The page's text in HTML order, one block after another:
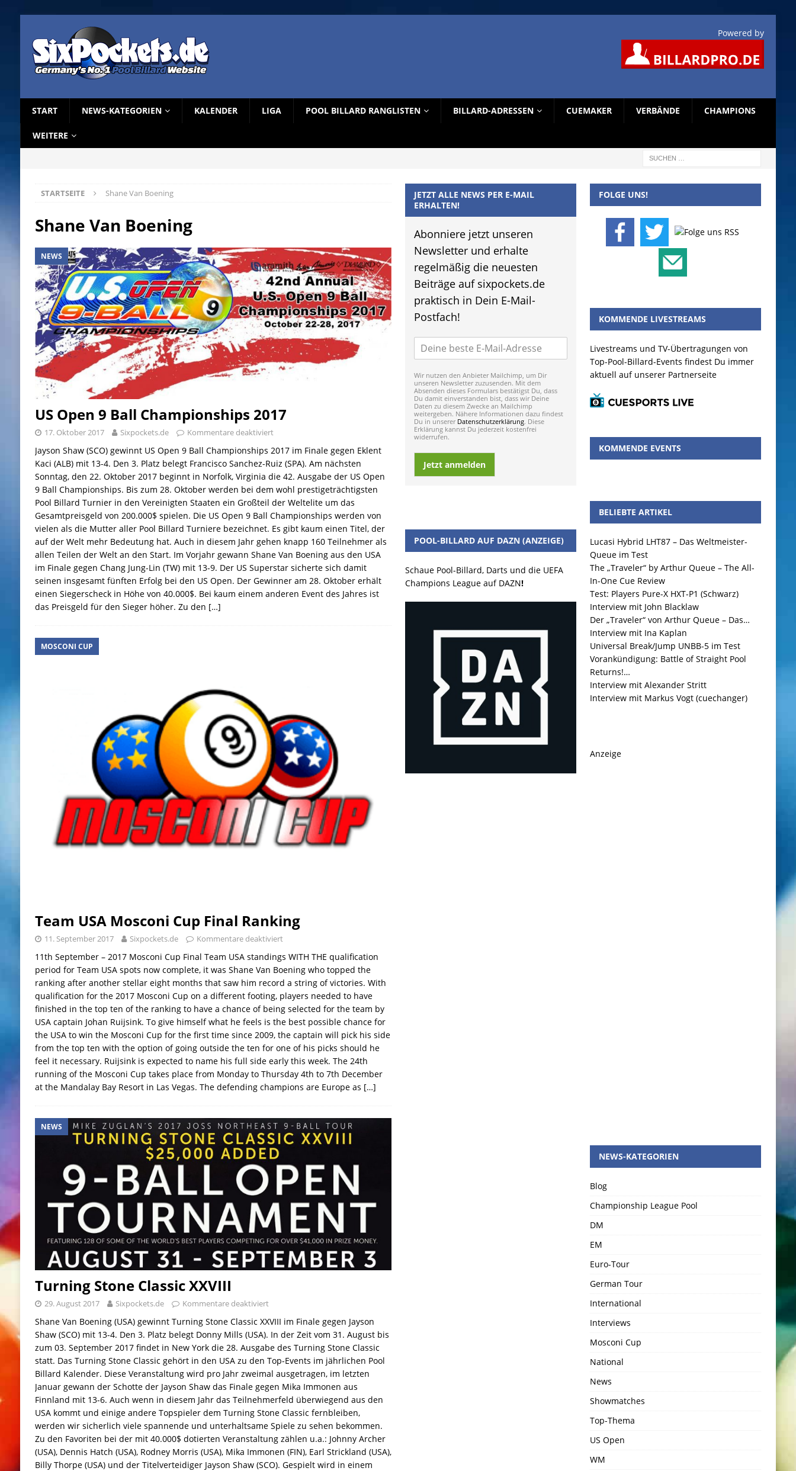
Powered by
START NEWS-KATEGORIEN KALENDER LIGA POOL BILLARD RANGLISTEN BILLARD-ADRESSEN CUEMAKER VERBÄNDE CHAMPIONS
WEITERE
STARTSEITE Shane Van Boening
Shane Van Boening
NEWS
US Open 9 Ball Championships 2017
17. Oktober 2017 Sixpockets.de Kommentare deaktiviert
Jayson Shaw (SCO) gewinnt US Open 9 Ball Championships 2017 im Finale gegen Eklent
Kaci (ALB) mit 13-4. Den 3. Platz belegt Francisco Sanchez-Ruiz (SPA). Am nächsten
Sonntag, den 22. Oktober 2017 beginnt in Norfolk, Virginia die 42. Ausgabe der US Open
9 Ball Championships. Bis zum 28. Oktober werden bei dem wohl prestigeträchtigsten
Pool Billard Turnier in den Vereinigten Staaten ein Großteil der Weltelite um das
Gesamtpreisgeld von 200.000$ spielen. Die US Open 9 Ball Championships werden von
vielen als die Mutter aller Pool Billard Turniere bezeichnet. Es gibt kaum einen Titel, der
auf der Welt mehr Bedeutung hat. Auch in diesem Jahr gehen knapp 160 Teilnehmer als
allen Teilen der Welt an den Start. Im Vorjahr gewann Shane Van Boening aus den USA
im Finale gegen Chang Jung-Lin (TW) mit 13-9. Der US Superstar sicherte sich damit
seinen insgesamt fünften Erfolg bei den US Open. Der Gewinner am 28. Oktober erhält
einen Siegerscheck in Höhe von 40.000$. Bei kaum einem anderen Event des Jahres ist
das Preisgeld für den Sieger höher. Zu den […]
MOSCONI CUP
Team USA Mosconi Cup Final Ranking
11. September 2017 Sixpockets.de Kommentare deaktiviert
11th September – 2017 Mosconi Cup Final Team USA standings WITH THE qualification
period for Team USA spots now complete, it was Shane Van Boening who topped the
ranking after another stellar eight months that saw him record a string of victories. With
qualification for the 2017 Mosconi Cup on a different footing, players needed to have
finished in the top ten of the ranking to have a chance of being selected for the team by
USA captain Johan Ruijsink. To give himself what he feels is the best possible chance for
the USA to win the Mosconi Cup for the first time since 2009, the captain will pick his side
from the top ten with the option of going outside the ten for one of his picks should he
feel it necessary. Ruijsink is expected to name his full side early this week. The 24th
running of the Mosconi Cup takes place from Monday to Thursday 4th to 7th December
at the Mandalay Bay Resort in Las Vegas. The defending champions are Europe as […]
NEWS
Turning Stone Classic XXVIII
29. August 2017 Sixpockets.de Kommentare deaktiviert
Shane Van Boening (USA) gewinnt Turning Stone Classic XXVIII im Finale gegen Jayson
Shaw (SCO) mit 13-4. Den 3. Platz belegt Donny Mills (USA). In der Zeit vom 31. August bis
zum 03. September 2017 findet in New York die 28. Ausgabe des Turning Stone Classic
statt. Das Turning Stone Classic gehört in den USA zu den Top-Events im jährlichen Pool
Billard Kalender. Diese Veranstaltung wird pro Jahr zweimal ausgetragen, im letzten
Januar gewann der Schotte der Jayson Shaw das Finale gegen Mika Immonen aus
Finnland mit 13-6. Auch wenn in diesem Jahr das Teilnehmerfeld überwiegend aus den
USA kommt und einige andere Topspieler dem Turning Stone Classic fernbleiben,
werden wir sicherlich viele spannende und unterhaltsame Spiele zu sehen bekommen.
Zu den Favoriten bei der mit 40.000$ dotierten Veranstaltung zählen u.a.: Johnny Archer
(USA), Dennis Hatch (USA), Rodney Morris (USA), Mika Immonen (FIN), Earl Strickland (USA),
Billy Thorpe (USA) und der Titelverteidiger Jayson Shaw (SCO). Gespielt wird in einem
JETZT ALLE NEWS PER E-MAIL
ERHALTEN!
Abonniere jetzt unseren
Newsletter und erhalte
regelmäßig die neuesten
Beiträge auf sixpockets.de
praktisch in Dein E-Mail-
Postfach!
Wir nutzen den Anbieter Mailchimp, um Dir
unseren Newsletter zuzusenden. Mit dem
Absenden dieses Formulars bestätigst Du, dass
Du damit einverstanden bist, dass wir Deine
Daten zu diesem Zwecke an Mailchimp
weitergeben. Nähere Informationen dazu findest
Du in unserer Datenschutzerklärung. Diese
Erklärung kannst Du jederzeit kostenfrei
widerrufen.
Jetzt anmelden
POOL-BILLARD AUF DAZN (ANZEIGE)
Schaue Pool-Billard, Darts und die UEFA
Champions League auf DAZN!
FOLGE UNS!
KOMMENDE LIVESTREAMS
Livestreams und TV-Übertragungen von
Top-Pool-Billard-Events findest Du immer
aktuell auf unserer Partnerseite
KOMMENDE EVENTS
BELIEBTE ARTIKEL
Lucasi Hybrid LHT87 – Das Weltmeister-
Queue im Test
The „Traveler“ by Arthur Queue – The All-
In-One Cue Review
Test: Players Pure-X HXT-P1 (Schwarz)
Interview mit John Blacklaw
Der „Traveler“ von Arthur Queue – Das…
Interview mit Ina Kaplan
Universal Break/Jump UNBB-5 im Test
Vorankündigung: Battle of Straight Pool
Returns!…
Interview mit Alexander Stritt
Interview mit Markus Vogt (cuechanger)
Anzeige
NEWS-KATEGORIEN
Blog
Championship League Pool
DM
EM
Euro-Tour
German Tour
International
Interviews
Mosconi Cup
National
News
Showmatches
Top-Thema
US Open
WM